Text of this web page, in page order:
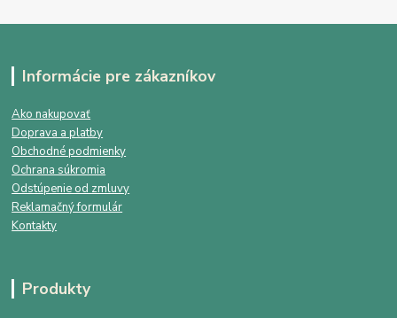
Informácie pre zákazníkov
Ako nakupovať
Doprava a platby
Obchodné podmienky
Ochrana súkromia
Odstúpenie od zmluvy
Reklamačný formulár
Kontakty
Produkty